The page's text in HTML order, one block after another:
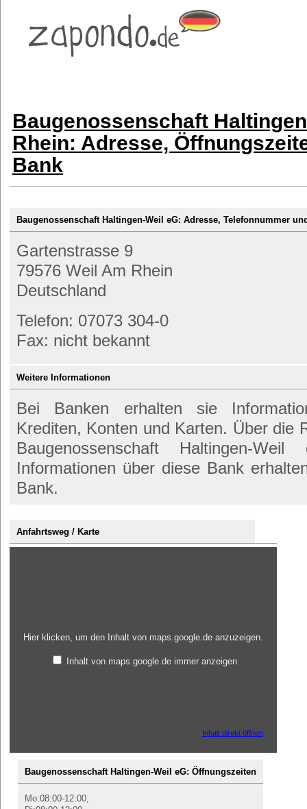
Baugenossenschaft
Rhein: Adresse,
Bank
Baugenossenschaft Haltingen-Weil eG: Adresse, Telefonnummer
Gartenstrasse 9
79576 Weil Am Rhein
Deutschland
Telefon: 07073 304-0
Fax: nicht bekannt
Weitere Informationen
Bei Banken erhalten sie
Krediten, Konten und Karten. Über die
Baugenossenschaft Haltingen-
Informationen über diese Bank
Bank.
Anfahrtsweg / Karte
Hier klicken, um den Inhalt von maps.google.de anzuzeigen.
Inhalt von maps.google.de immer anzeigen
Inhalt direkt öffnen
Baugenossenschaft Haltingen-Weil eG: Öffnungszeiten
Mo:08:00-12:00,